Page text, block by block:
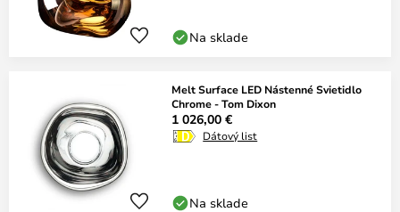
Na sklade
Melt Surface LED Nástenné Svietidlo
Chrome - Tom Dixon
1 026,00 €
Dátový list
Na sklade